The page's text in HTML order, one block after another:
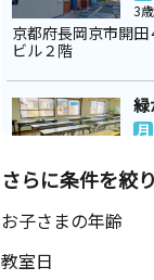
3
京都府長岡京市開
ビル２階
緑
月
京都府長岡京市緑が
階
さらに条件を絞
お子さまの年齢
教室日